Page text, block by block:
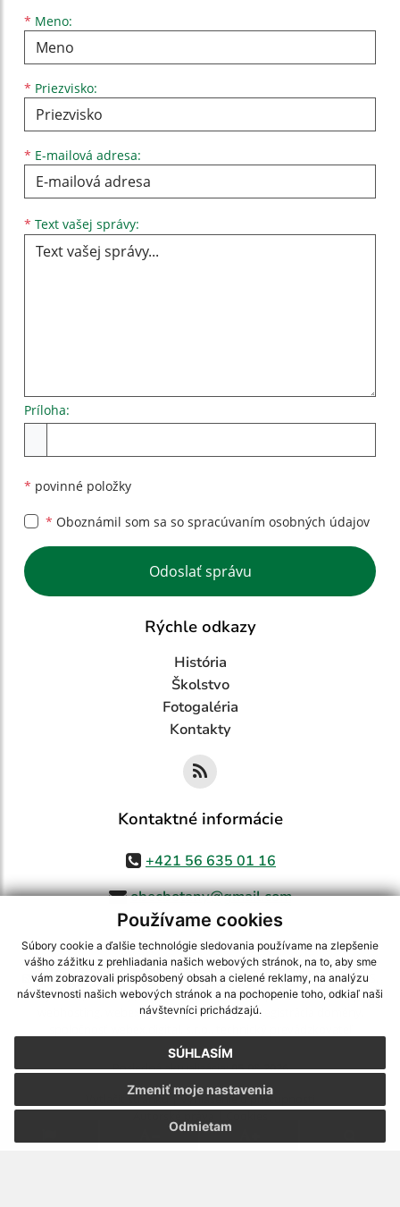
Používame cookies
Súbory cookie a ďalšie technológie sledovania používame na zlepšenie
vášho zážitku z prehliadania našich webových stránok, na to, aby sme
vám zobrazovali prispôsobený obsah a cielené reklamy, na analýzu
návštevnosti našich webových stránok a na pochopenie toho, odkiaľ naši
návštevníci prichádzajú.
SÚHLASÍM
Odmietam
Zmeniť moje nastavenia
* Meno:
Meno
* Priezvisko:
Priezvisko
* E-mailová adresa:
E-mailová adresa
* Text vašej správy:
Príloha:
* povinné položky
* Oboznámil som sa so spracúvaním osobných údajov
Google reCaptcha Response
Odoslať správu
Rýchle odkazy
História
Školstvo
Fotogaléria
Kontakty
Kontaktné informácie
+421 56 635 01 16
obecbotany@gmail.com
využite možnosť získavania aktuálnych informácií s využitím RSS
CMS systém (redakčný) systém ECHELON 2,Mapa stránok,web portál
webex.digital, s.r.o.,domény,registrácia domény
Posledná aktualizácia:05.08.2026
Vytlačiť stránku|Vyhlásenie o prístupnosti